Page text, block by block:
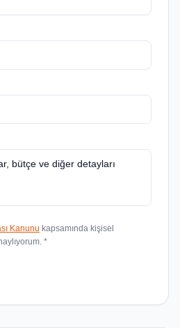
Kanunu kapsamında kişisel
*